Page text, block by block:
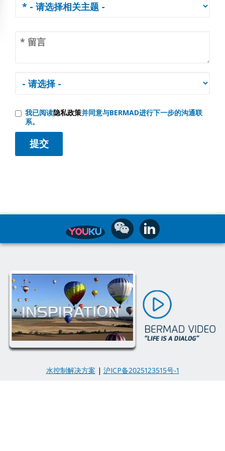
我已阅读隐私政策并同意与BERMAD进行下一步的沟通联
系。
水控制解决方案 | 沪ICP备2025123515号-1